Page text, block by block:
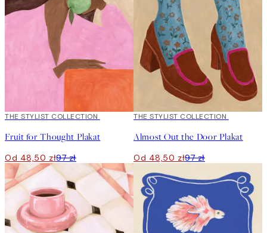
50%*
THE STYLIST COLLECTION
Fruit for Thought Plakat
Od 48,50 zł97 zł
50%*
THE STYLIST COLLECTION
Almost Out the Door Plakat
Od 48,50 zł97 zł